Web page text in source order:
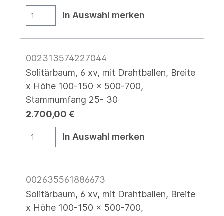
In Auswahl merken
002313574227044
Solitärbaum, 6 xv, mit Drahtballen, Breite
x Höhe 100-150 x 500-700,
Stammumfang 25- 30
2.700,00 €
In Auswahl merken
002635561886673
Solitärbaum, 6 xv, mit Drahtballen, Breite
x Höhe 100-150 x 500-700,